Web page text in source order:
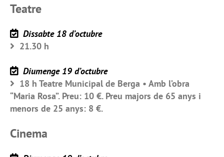
Teatre
Dissabte 18 d’octubre
21.30 h
Diumenge 19 d’octubre
18 h Teatre Municipal de Berga • Amb l’obra
“Maria Rosa”. Preu: 10 €. Preu majors de 65 anys i
menors de 25 anys: 8 €.
Cinema